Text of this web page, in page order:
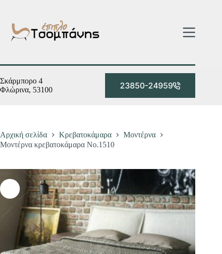
περιεχόμενο
Σκάρμπορο 4
Φλώρινα, 53100
23850-24959
Αρχική σελίδα Κρεβατοκάμαρα
Μοντέρνα
Μοντέρνα κρεβατοκάμαρα Νο.1510